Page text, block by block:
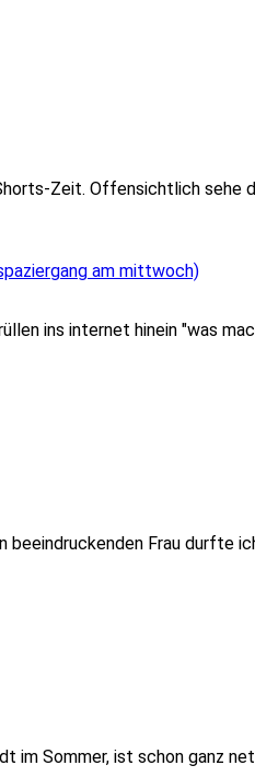
Zeit. Offensichtlich sehe
am mittwoch)
ins internet hinein "was
beeindruckenden Frau durfte
im Sommer, ist schon ganz